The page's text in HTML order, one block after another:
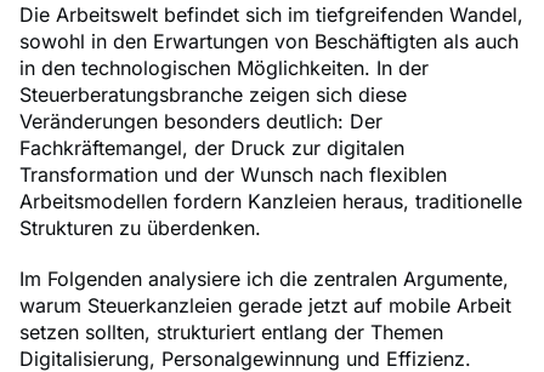
Die Arbeitswelt befindet sich im tiefgreifenden Wandel,
sowohl in den Erwartungen von Beschäftigten als auch
in den technologischen Möglichkeiten. In der
Steuerberatungsbranche zeigen sich diese
Veränderungen besonders deutlich: Der
Fachkräftemangel, der Druck zur digitalen
Transformation und der Wunsch nach flexiblen
Arbeitsmodellen fordern Kanzleien heraus, traditionelle
Strukturen zu überdenken.
Im Folgenden analysiere ich die zentralen Argumente,
warum Steuerkanzleien gerade jetzt auf mobile Arbeit
setzen sollten, strukturiert entlang der Themen
Digitalisierung, Personalgewinnung und Effizienz.